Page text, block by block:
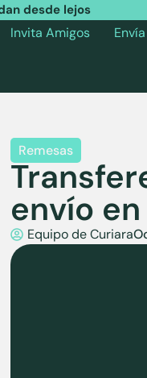
desde lejos
Invita Amigos
Remesas
envío
Equipo de Curiara